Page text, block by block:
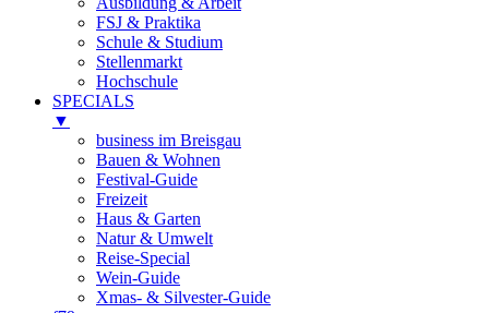
FSJ & Praktika
Schule & Studium
Stellenmarkt
Hochschule
SPECIALS
▼
business im Breisgau
Bauen & Wohnen
Festival-Guide
Freizeit
Haus & Garten
Natur & Umwelt
Reise-Special
Wein-Guide
Xmas- & Silvester-Guide